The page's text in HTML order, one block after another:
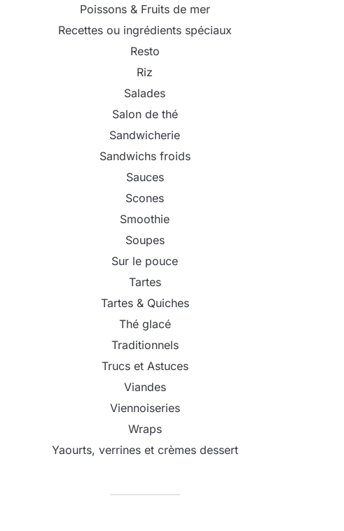
Poissons & Fruits de mer
Recettes ou ingrédients spéciaux
Resto
Riz
Salades
Salon de thé
Sandwicherie
Sandwichs froids
Sauces
Scones
Smoothie
Soupes
Sur le pouce
Tartes
Tartes & Quiches
Thé glacé
Traditionnels
Trucs et Astuces
Viandes
Viennoiseries
Wraps
Yaourts, verrines et crèmes dessert